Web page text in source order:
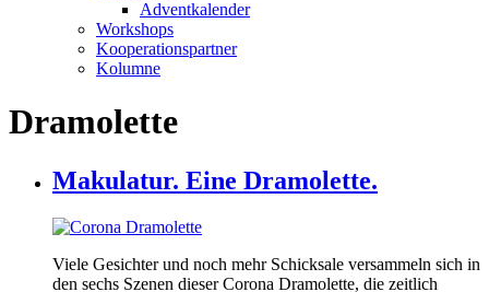
Adventkalender
Workshops
Kooperationspartner
Kolumne
Dramolette
Makulatur. Eine Dramolette.
Viele Gesichter und noch mehr Schicksale versammeln sich in
den sechs Szenen dieser Corona Dramolette, die zeitlich